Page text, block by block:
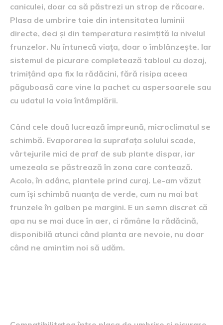
caniculei, doar ca să păstrezi un strop de răcoare.
Plasa de umbrire taie din intensitatea luminii
directe, deci și din temperatura resimțită la nivelul
frunzelor. Nu întunecă viața, doar o îmblânzește. Iar
sistemul de picurare completează tabloul cu dozaj,
trimițând apa fix la rădăcini, fără risipa aceea
păguboasă care vine la pachet cu aspersoarele sau
cu udatul la voia întâmplării.
Când cele două lucrează împreună, microclimatul se
schimbă. Evaporarea la suprafața solului scade,
vârtejurile mici de praf de sub plante dispar, iar
umezeala se păstrează în zona care contează.
Acolo, în adânc, plantele prind curaj. Le-am văzut
cum își schimbă nuanța de verde, cum nu mai bat
frunzele în galben pe margini. E un semn discret că
apa nu se mai duce în aer, ci rămâne la rădăcină,
disponibilă atunci când planta are nevoie, nu doar
când ne amintim noi să udăm.